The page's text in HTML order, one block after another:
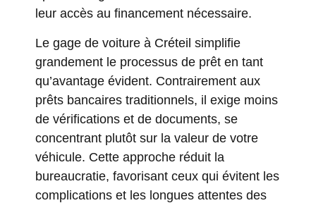
leur accès au financement nécessaire.
Le gage de voiture à Créteil simplifie
grandement le processus de prêt en tant
qu’avantage évident. Contrairement aux
prêts bancaires traditionnels, il exige moins
de vérifications et de documents, se
concentrant plutôt sur la valeur de votre
véhicule. Cette approche réduit la
bureaucratie, favorisant ceux qui évitent les
complications et les longues attentes des